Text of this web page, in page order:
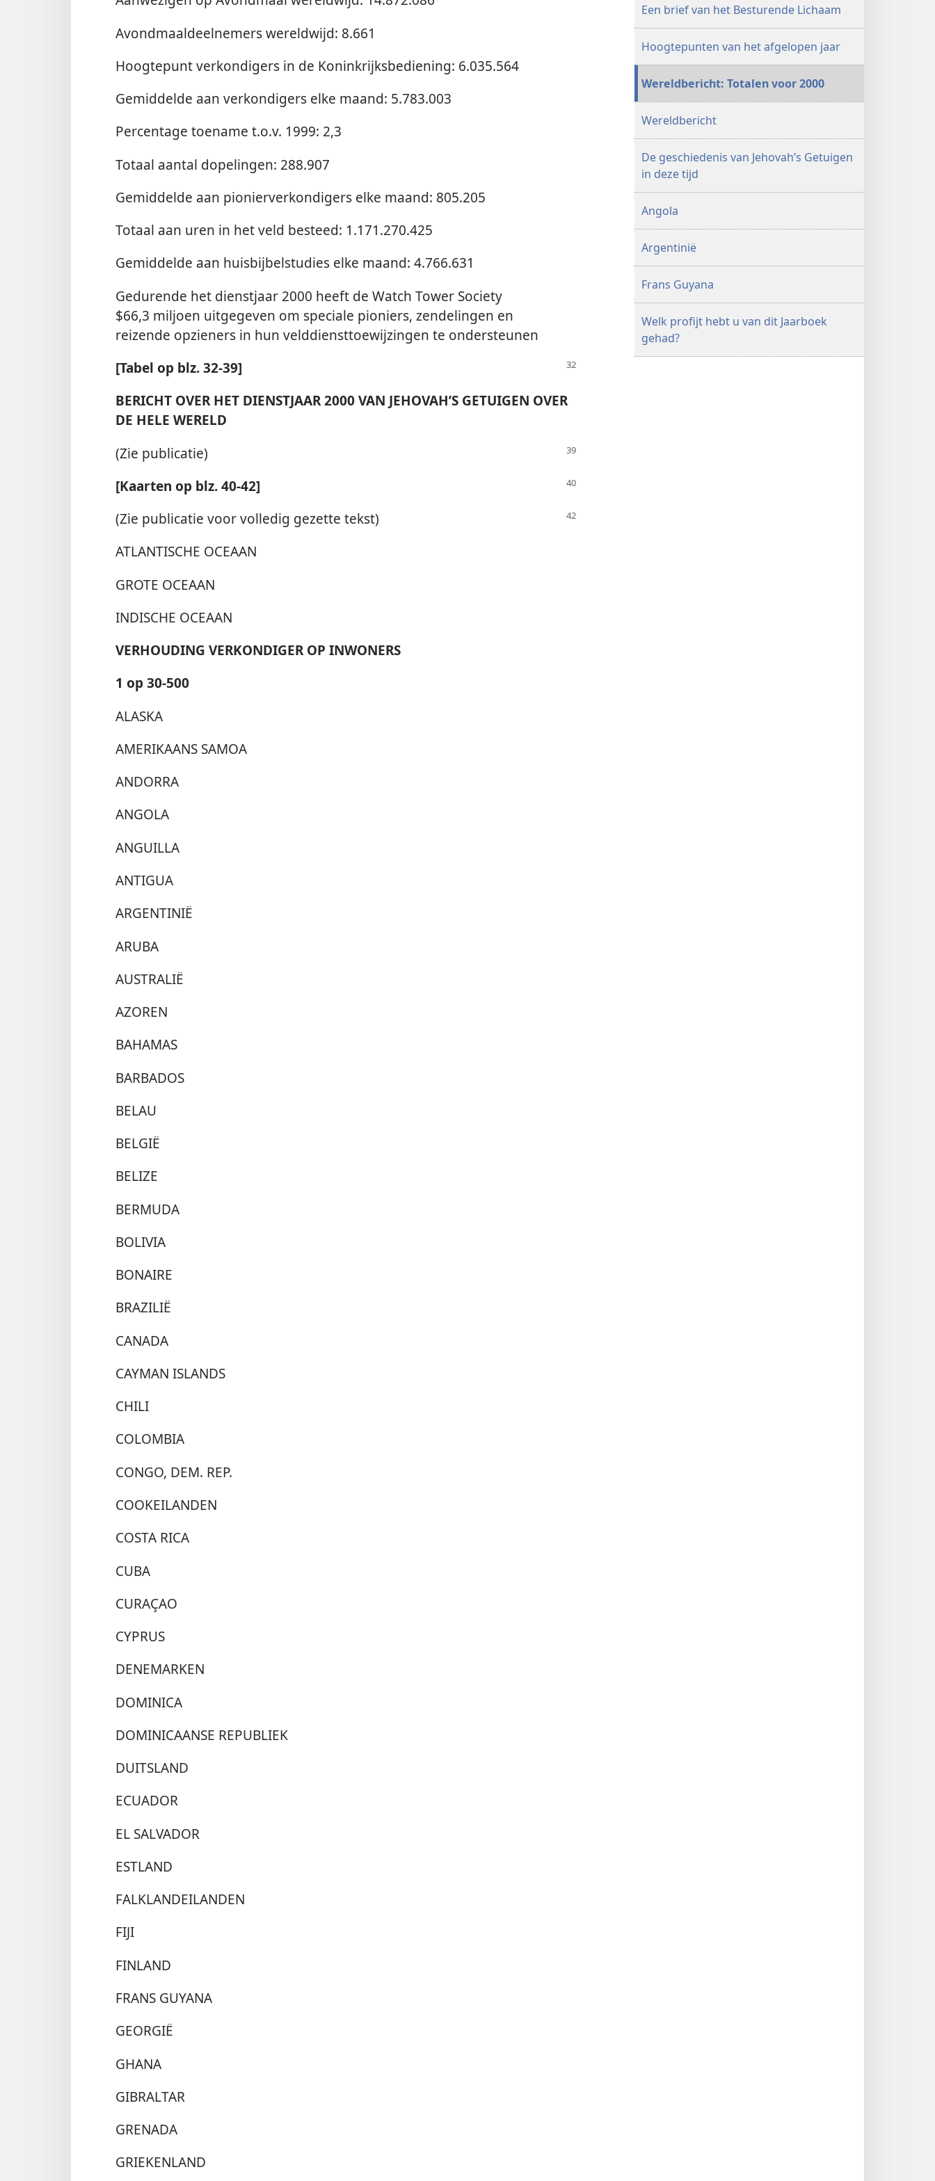
Avondmaaldeelnemers wereldwijd: 8.661
Hoogtepunt verkondigers in de Koninkrijksbediening: 6.035.564
Gemiddelde aan verkondigers elke maand: 5.783.003
Percentage toename t.o.v. 1999: 2,3
Totaal aantal dopelingen: 288.907
Gemiddelde aan pionierverkondigers elke maand: 805.205
Totaal aan uren in het veld besteed: 1.171.270.425
Gemiddelde aan huisbijbelstudies elke maand: 4.766.631
Gedurende het dienstjaar 2000 heeft de Watch Tower Society
$66,3 miljoen uitgegeven om speciale pioniers, zendelingen en
reizende opzieners in hun velddiensttoewijzingen te ondersteunen
[Tabel op blz. 32-39]
BERICHT OVER HET DIENSTJAAR 2000 VAN JEHOVAH’S GETUIGEN OVER
DE HELE WERELD
(Zie publicatie)
[Kaarten op blz. 40-42]
(Zie publicatie voor volledig gezette tekst)
ATLANTISCHE OCEAAN
GROTE OCEAAN
INDISCHE OCEAAN
VERHOUDING VERKONDIGER OP INWONERS
1 op 30-500
ALASKA
AMERIKAANS SAMOA
ANDORRA
ANGOLA
ANGUILLA
ANTIGUA
ARGENTINIË
ARUBA
AUSTRALIË
AZOREN
BAHAMAS
BARBADOS
BELAU
BELGIË
BELIZE
BERMUDA
BOLIVIA
BONAIRE
BRAZILIË
CANADA
CAYMAN ISLANDS
CHILI
COLOMBIA
CONGO, DEM. REP.
COOKEILANDEN
COSTA RICA
CUBA
CURAÇAO
CYPRUS
DENEMARKEN
DOMINICA
DOMINICAANSE REPUBLIEK
DUITSLAND
ECUADOR
EL SALVADOR
ESTLAND
FALKLANDEILANDEN
FIJI
FINLAND
FRANS GUYANA
GEORGIË
GHANA
GIBRALTAR
GRENADA
GRIEKENLAND
Een brief van het Besturende Lichaam
Hoogtepunten van het afgelopen jaar
Wereldbericht: Totalen voor 2000
Wereldbericht
De geschiedenis van Jehovah’s Getuigen
in deze tijd
Angola
Argentinië
Frans Guyana
Welk profijt hebt u van dit Jaarboek
gehad?